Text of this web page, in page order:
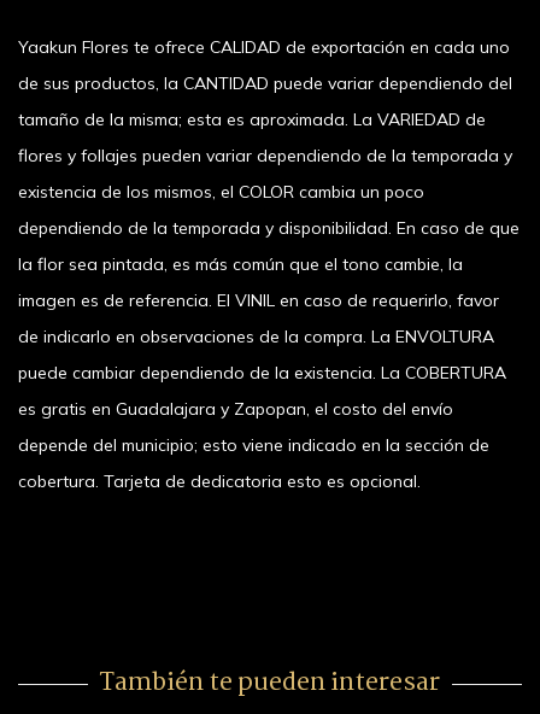
Yaakun Flores te ofrece CALIDAD de exportación en cada uno
de sus productos, la CANTIDAD puede variar dependiendo del
tamaño de la misma; esta es aproximada. La VARIEDAD de
flores y follajes pueden variar dependiendo de la temporada y
existencia de los mismos, el COLOR cambia un poco
dependiendo de la temporada y disponibilidad. En caso de que
la flor sea pintada, es más común que el tono cambie, la
imagen es de referencia. El VINIL en caso de requerirlo, favor
de indicarlo en observaciones de la compra. La ENVOLTURA
puede cambiar dependiendo de la existencia. La COBERTURA
es gratis en Guadalajara y Zapopan, el costo del envío
depende del municipio; esto viene indicado en la sección de
cobertura. Tarjeta de dedicatoria esto es opcional.
También te pueden interesar